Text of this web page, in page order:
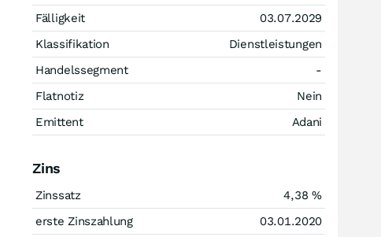
Fälligkeit
03.07.2029
Klassifikation
Dienstleistungen
Handelssegment
-
Flatnotiz
Nein
Emittent
Adani
Zins
Zinssatz 4,38 %
erste Zinszahlung
03.01.2020